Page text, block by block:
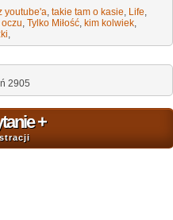
youtube'a takie tam o kasie Life
Tylko Miłość kim kolwiek
2905
+